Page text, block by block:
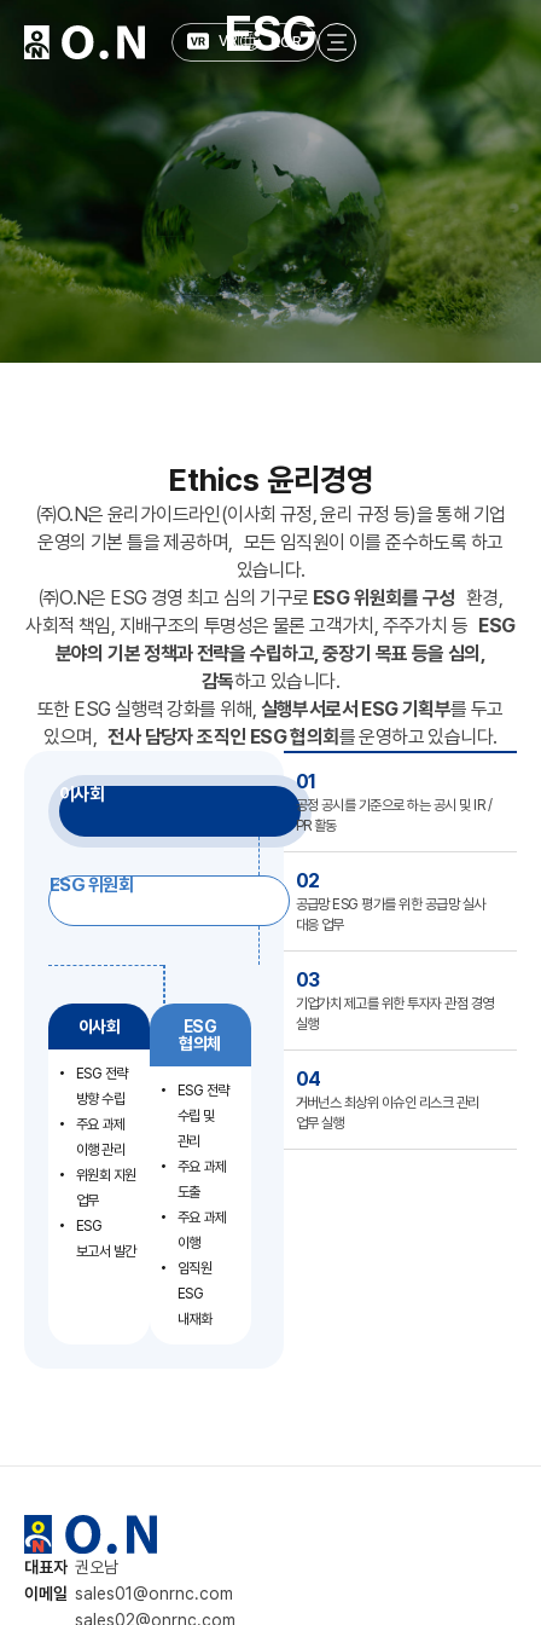
VR KOR
ESG
Ethics 윤리경영
㈜O.N은 윤리가이드라인(이사회 규정, 윤리 규정 등)을 통해 기업
운영의 기본 틀을 제공하며, 모든 임직원이 이를 준수하도록 하고
있습니다.
㈜O.N은 ESG 경영 최고 심의 기구로 ESG 위원회를 구성 환경,
사회적 책임, 지배구조의 투명성은 물론 고객가치, 주주가치 등 ESG
분야의 기본 정책과 전략을 수립하고, 중장기 목표 등을 심의,
감독하고 있습니다.
또한 ESG 실행력 강화를 위해, 실행부서로서 ESG 기획부를 두고
있으며,전사 담당자 조직인 ESG 협의회 를 운영하고 있습니다.
이사회
ESG 위원회
이사회
ESG 전략
방향 수립
주요 과제
이행 관리
위원회 지원
업무
ESG
보고서 발간
ESG
협의체
ESG 전략
수립 및
관리
주요 과제
도출
주요 과제
이행
임직원
ESG
내재화
01
공정 공시를 기준으로 하는 공시 및 IR /
PR 활동
02
공급망 ESG 평가를 위한 공급망 실사
대응 업무
03
기업가치 제고를 위한 투자자 관점 경영
실행
04
거버넌스 최상위 이슈인 리스크 관리
업무 실행
대표자 권오남
이메일 sales01@onrnc.com
sales02@onrnc.com